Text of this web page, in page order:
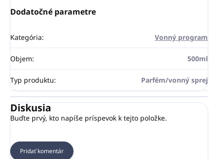
Dodatočné parametre
Kategória: Vonný program
Objem: 500ml
Typ produktu: Parfém/vonný sprej
Diskusia
Buďte prvý, kto napíše príspevok k tejto položke.
Pridať komentár